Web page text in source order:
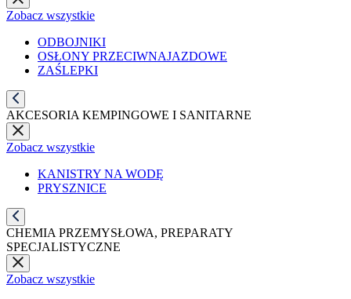
Zobacz wszystkie
ODBOJNIKI
OSŁONY PRZECIWNAJAZDOWE
ZAŚLEPKI
AKCESORIA KEMPINGOWE I SANITARNE
Zobacz wszystkie
KANISTRY NA WODĘ
PRYSZNICE
CHEMIA PRZEMYSŁOWA, PREPARATY
SPECJALISTYCZNE
Zobacz wszystkie